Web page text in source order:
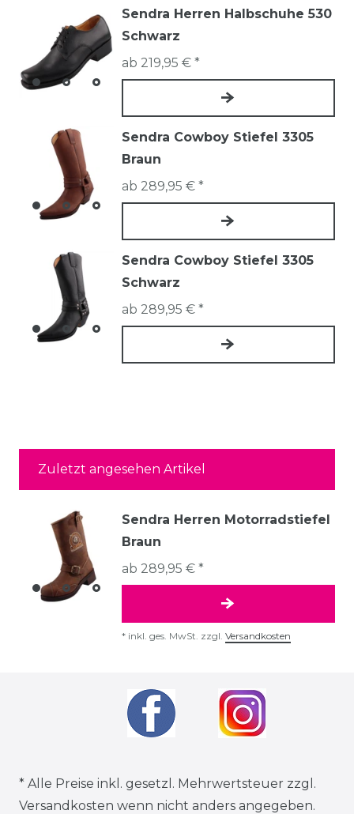
Sendra Herren Halbschuhe 530
Schwarz
ab 219,95 € *
Sendra Cowboy Stiefel 3305
Braun
ab 289,95 € *
Sendra Cowboy Stiefel 3305
Schwarz
ab 289,95 € *
Zuletzt angesehen Artikel
Sendra Herren Motorradstiefel
Braun
ab 289,95 € *
* inkl. ges. MwSt. zzgl. Versandkosten
* Alle Preise inkl. gesetzl. Mehrwertsteuer zzgl.
Versandkosten wenn nicht anders angegeben.